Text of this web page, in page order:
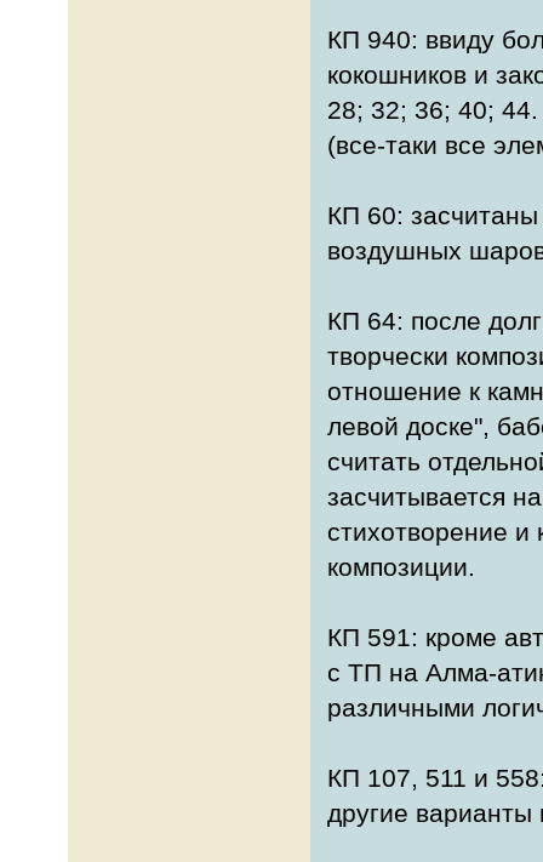
КП 940: ввиду
кокошников и
28; 32; 36; 40;
(все-таки все
КП 60:
воздушных
КП 64: после
творчески
отношение к
левой доске",
считать
засчитывается
стихотворение
композиции.
КП 591: кроме
с ТП на Алма-
различными
КП 107, 511 и
другие варианты